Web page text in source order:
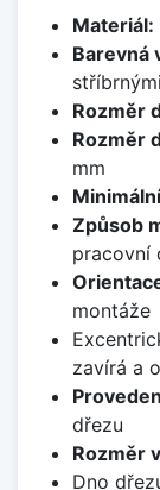
Materiál:
Barevná
Rozměr
Rozměr
mm
Způsob
pracovní
montáže
zavírá a
dřezu
Rozměr
Dno